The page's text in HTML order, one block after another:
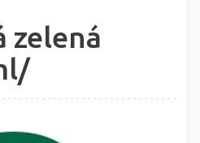
zelená